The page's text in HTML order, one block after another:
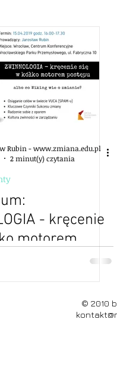
Managerski Krwawy
Rubin - www.zmiana.edu.pl
2 minut(y) czytania
- kręcenie
motorem
co Wiking
- spotk
© 2010